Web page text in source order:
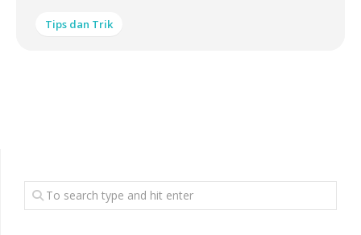
Tips dan Trik